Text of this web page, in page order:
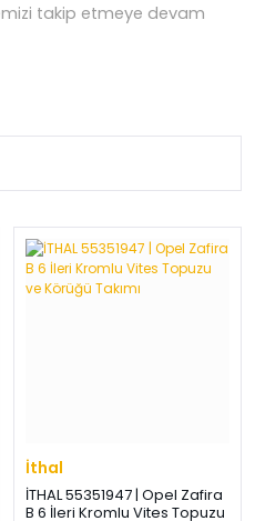
takip etmeye devam
İthal
İTHAL 55351947 | Opel Zafira
B 6 İleri Kromlu Vites Topuzu